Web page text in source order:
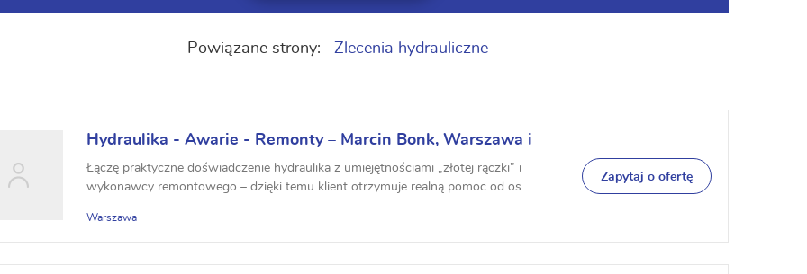
Powiązane strony: Zlecenia hydrauliczne
Hydraulika - Awarie - Remonty – Marcin Bonk, Warszawa i
okolice
Łączę praktyczne doświadczenie hydraulika z umiejętnościami „złotej rączki” i
wykonawcy remontowego – dzięki temu klient otrzymuje realną pomoc od os...
Warszawa
Zapytaj o ofertę